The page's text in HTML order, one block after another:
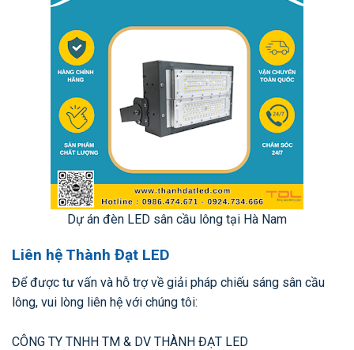
Dự án đèn LED sân cầu lông tại Hà Nam
Liên hệ Thành Đạt LED
Để được tư vấn và hỗ trợ về giải pháp chiếu sáng sân cầu
lông, vui lòng liên hệ với chúng tôi:
CÔNG TY TNHH TM & DV THÀNH ĐẠT LED